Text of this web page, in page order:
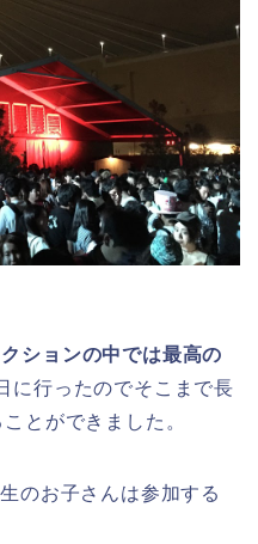
ションの中では最高の
に行ったのでそこまで長
とができました。
のお子さんは参加する